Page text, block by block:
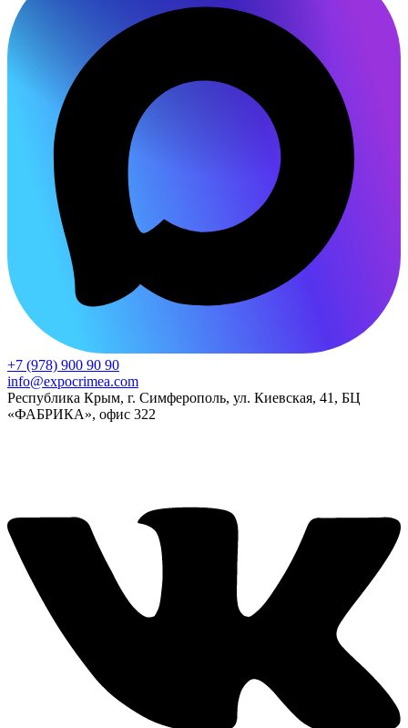
+7 (978) 900 90 90
info@expocrimea.com
Республика Крым, г. Симферополь, ул. Киевская, 41, БЦ
«ФАБРИКА», офис 322